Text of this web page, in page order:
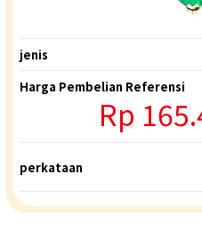
jenis
Harga Pembelian Referensi
Rp
perkataan